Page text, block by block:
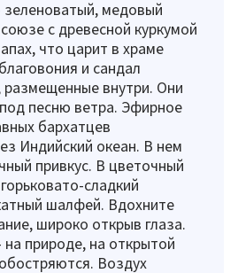
медовый
с древесной куркумой
что царит в храме
и сандал
внутри. Они
песню ветра. Эфирное
бархатцев
Индийский океан. В нем
привкус. В цветочный
сладкий
шалфей. Вдохните
широко открыв глаза.
на природе, на открытой
Воздух